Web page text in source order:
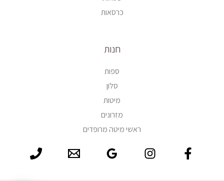
כרסאות
חנות
ספות
סלון
מיטות
מזרונים
ראשי מיטה מרופדים